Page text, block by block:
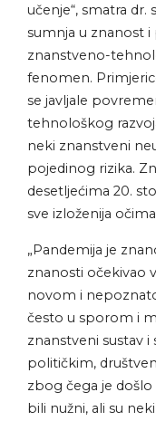
učenje“, smatra dr.
sumnja u znanost
znanstveno-
fenomen.
se javljale
tehnološkog
neki znanstveni
pojedinog rizika.
desetljećima 20.
sve izloženija
„Pandemija je
znanosti očekivao
novom i
često u sporom i
znanstveni sustav i
političkim,
zbog čega je
bili nužni, ali su